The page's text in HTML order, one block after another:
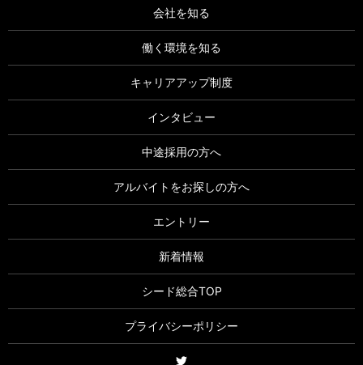
会社を知る
働く環境を知る
キャリアアップ制度
インタビュー
中途採用の方へ
アルバイトをお探しの方へ
エントリー
新着情報
シード総合TOP
プライバシーポリシー